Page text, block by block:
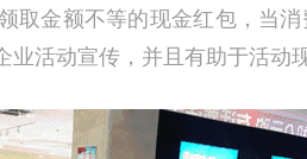
取金额不等的现金红包，当
活动宣传，并且有助于活动